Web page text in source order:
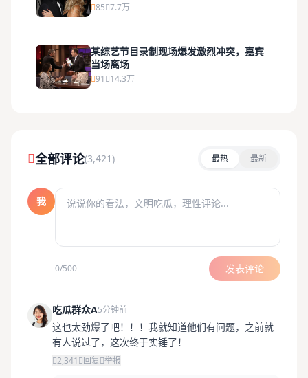
85 7.7万
某综艺节目录制现场爆发激烈冲突，嘉宾
当场离场
91 14.3万
全部评论(3,421) 最热 最新
我
0/500 发表评论
吃瓜群众A5分钟前
这也太劲爆了吧！！！我就知道他们有问题，之前就
有人说过了，这次终于实锤了！
2,341 回复 举报